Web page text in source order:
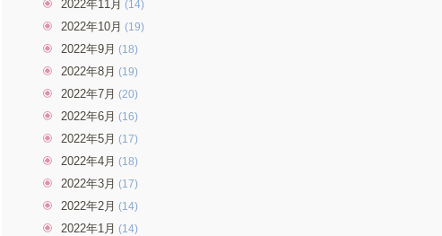
2022年11月 (14)
2022年10月 (19)
2022年9月 (18)
2022年8月 (19)
2022年7月 (20)
2022年6月 (16)
2022年5月 (17)
2022年4月 (18)
2022年3月 (17)
2022年2月 (14)
2022年1月 (14)